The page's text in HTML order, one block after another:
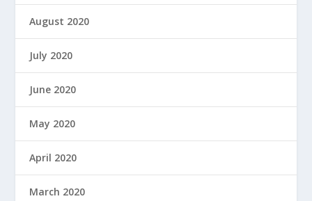
August 2020
July 2020
June 2020
May 2020
April 2020
March 2020